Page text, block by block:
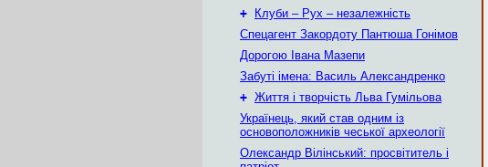
+
Клуби – Рух – незалежність
Спецагент Закордоту Пантюша Гонімов
Дорогою Івана Мазепи
Забуті імена: Василь Александренко
+ Життя і творчість Льва Гумільова
Українець, який став одним із
основоположників чеської археології
Олександр Вілінський: просвітитель і